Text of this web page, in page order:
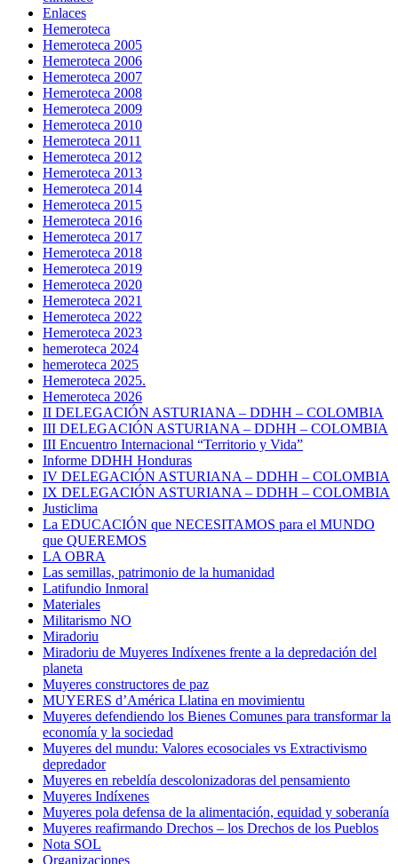
Enlaces
Hemeroteca
Hemeroteca 2005
Hemeroteca 2006
Hemeroteca 2007
Hemeroteca 2008
Hemeroteca 2009
Hemeroteca 2010
Hemeroteca 2011
Hemeroteca 2012
Hemeroteca 2013
Hemeroteca 2014
Hemeroteca 2015
Hemeroteca 2016
Hemeroteca 2017
Hemeroteca 2018
Hemeroteca 2019
Hemeroteca 2020
Hemeroteca 2021
Hemeroteca 2022
Hemeroteca 2023
hemeroteca 2024
hemeroteca 2025
Hemeroteca 2025.
Hemeroteca 2026
II DELEGACIÓN ASTURIANA – DDHH – COLOMBIA
III DELEGACIÓN ASTURIANA – DDHH – COLOMBIA
III Encuentro Internacional “Territorio y Vida”
Informe DDHH Honduras
IV DELEGACIÓN ASTURIANA – DDHH – COLOMBIA
IX DELEGACIÓN ASTURIANA – DDHH – COLOMBIA
Justiclima
La EDUCACIÓN que NECESITAMOS para el MUNDO
que QUEREMOS
LA OBRA
Las semillas, patrimonio de la humanidad
Latifundio Inmoral
Materiales
Militarismo NO
Miradoriu
Miradoriu de Muyeres Indíxenes frente a la depredación del
planeta
Muyeres constructores de paz
MUYERES d’América Llatina en movimientu
Muyeres defendiendo los Bienes Comunes para transformar la
economía y la sociedad
Muyeres del mundu: Valores ecosociales vs Extractivismo
depredador
Muyeres en rebeldía descolonizadoras del pensamiento
Muyeres Indíxenes
Muyeres pola defensa de la alimentación, equidad y soberanía
Muyeres reafirmando Drechos – los Drechos de los Pueblos
Nota SOL
Organizaciones